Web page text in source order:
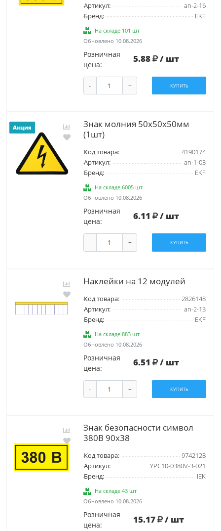
Артикул:
an-2-16
Бренд:
EKF
На складе 101 шт
Обновлено 10.08.2026
Розничная
цена:
5.88 / шт
- + КУПИТЬ
Акция
Знак молния 50х50х50мм
(1шт)
Код товара:
4190174
Артикул:
an-1-03
Бренд:
EKF
На складе 6005 шт
Обновлено 10.08.2026
Розничная
цена:
6.11 / шт
- + КУПИТЬ
Наклейки на 12 модулей
Код товара:
2826148
Артикул:
an-2-13
Бренд:
EKF
На складе 883 шт
Обновлено 10.08.2026
Розничная
цена:
6.51 / шт
- + КУПИТЬ
Знак безопасности символ
380В 90х38
Код товара:
9742128
Артикул:
YPC10-0380V-3-021
Бренд:
IEK
На складе 43 шт
Обновлено 10.08.2026
Розничная
цена:
15.17 / шт